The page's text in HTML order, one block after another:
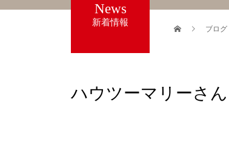
News
新着情報
ブログ
ハウツーマリーさ